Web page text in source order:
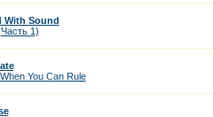
With Sound
1)
You Can Rule